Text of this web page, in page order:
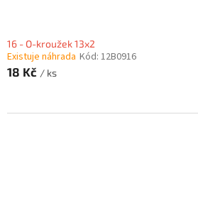
16 - O-kroužek 13x2
Existuje náhrada Kód: 12B0916
18 Kč / ks